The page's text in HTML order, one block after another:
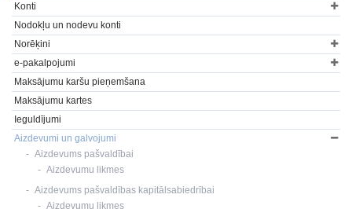
Konti
Nodokļu un nodevu konti
Norēķini
e-pakalpojumi
Maksājumu karšu pieņemšana
Maksājumu kartes
Ieguldījumi
Aizdevumi un galvojumi
Aizdevums pašvaldībai
Aizdevumu likmes
Aizdevums pašvaldības kapitālsabiedrībai
Aizdevumu likmes